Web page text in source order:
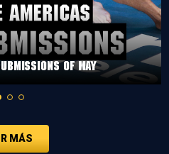
Of May
MÁS